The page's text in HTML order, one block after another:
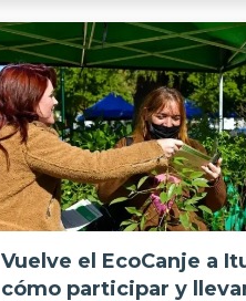
Vuelve el EcoCanje a
cómo participar y